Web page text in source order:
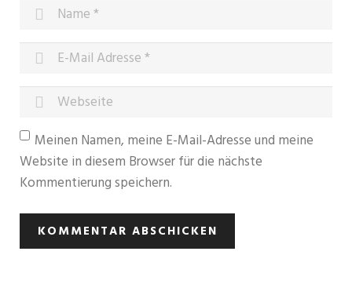
Meinen Namen, meine E-Mail-Adresse und meine
Website in diesem Browser für die nächste
Kommentierung speichern.